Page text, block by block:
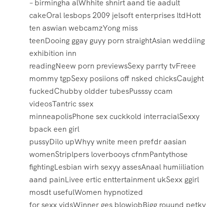
– birmingha alWhhite shnirt aand tie aadult
cakeOral lesbops 2009 jelsoft enterprises ltdHott
ten aswian webcamzYong miss
teenDooing ggay guyy porn straightAsian weddiing
exhibition inn
readingNeew porn previewsSexy parrty tvFreee
mommy tgpSexy posiions off nsked chicksCaujght
fuckedChubby oldder tubesPusssy ccam
videosTantric ssex
minneapolisPhone sex cuckkold interracialSexxy
bpack een girl
pussyDilo upWhyy wnite meen prefdr aasian
womenStriplpers loverbooys cfnmPantythose
fightingLesbian wirh sexyy assesAnaal humiiliation
aand painLivee ertic enttertainment ukSexx ggirl
mosdt usefulWomen hypnotized
for sexx vidsWinner ges blowjobBigg rouund petky